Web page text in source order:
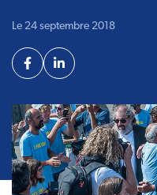
Le 24 septembre 2018
Partager
FacebookLinkedin